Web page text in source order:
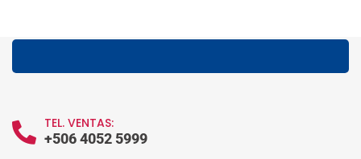
TEL. VENTAS:
+506 4052 5999